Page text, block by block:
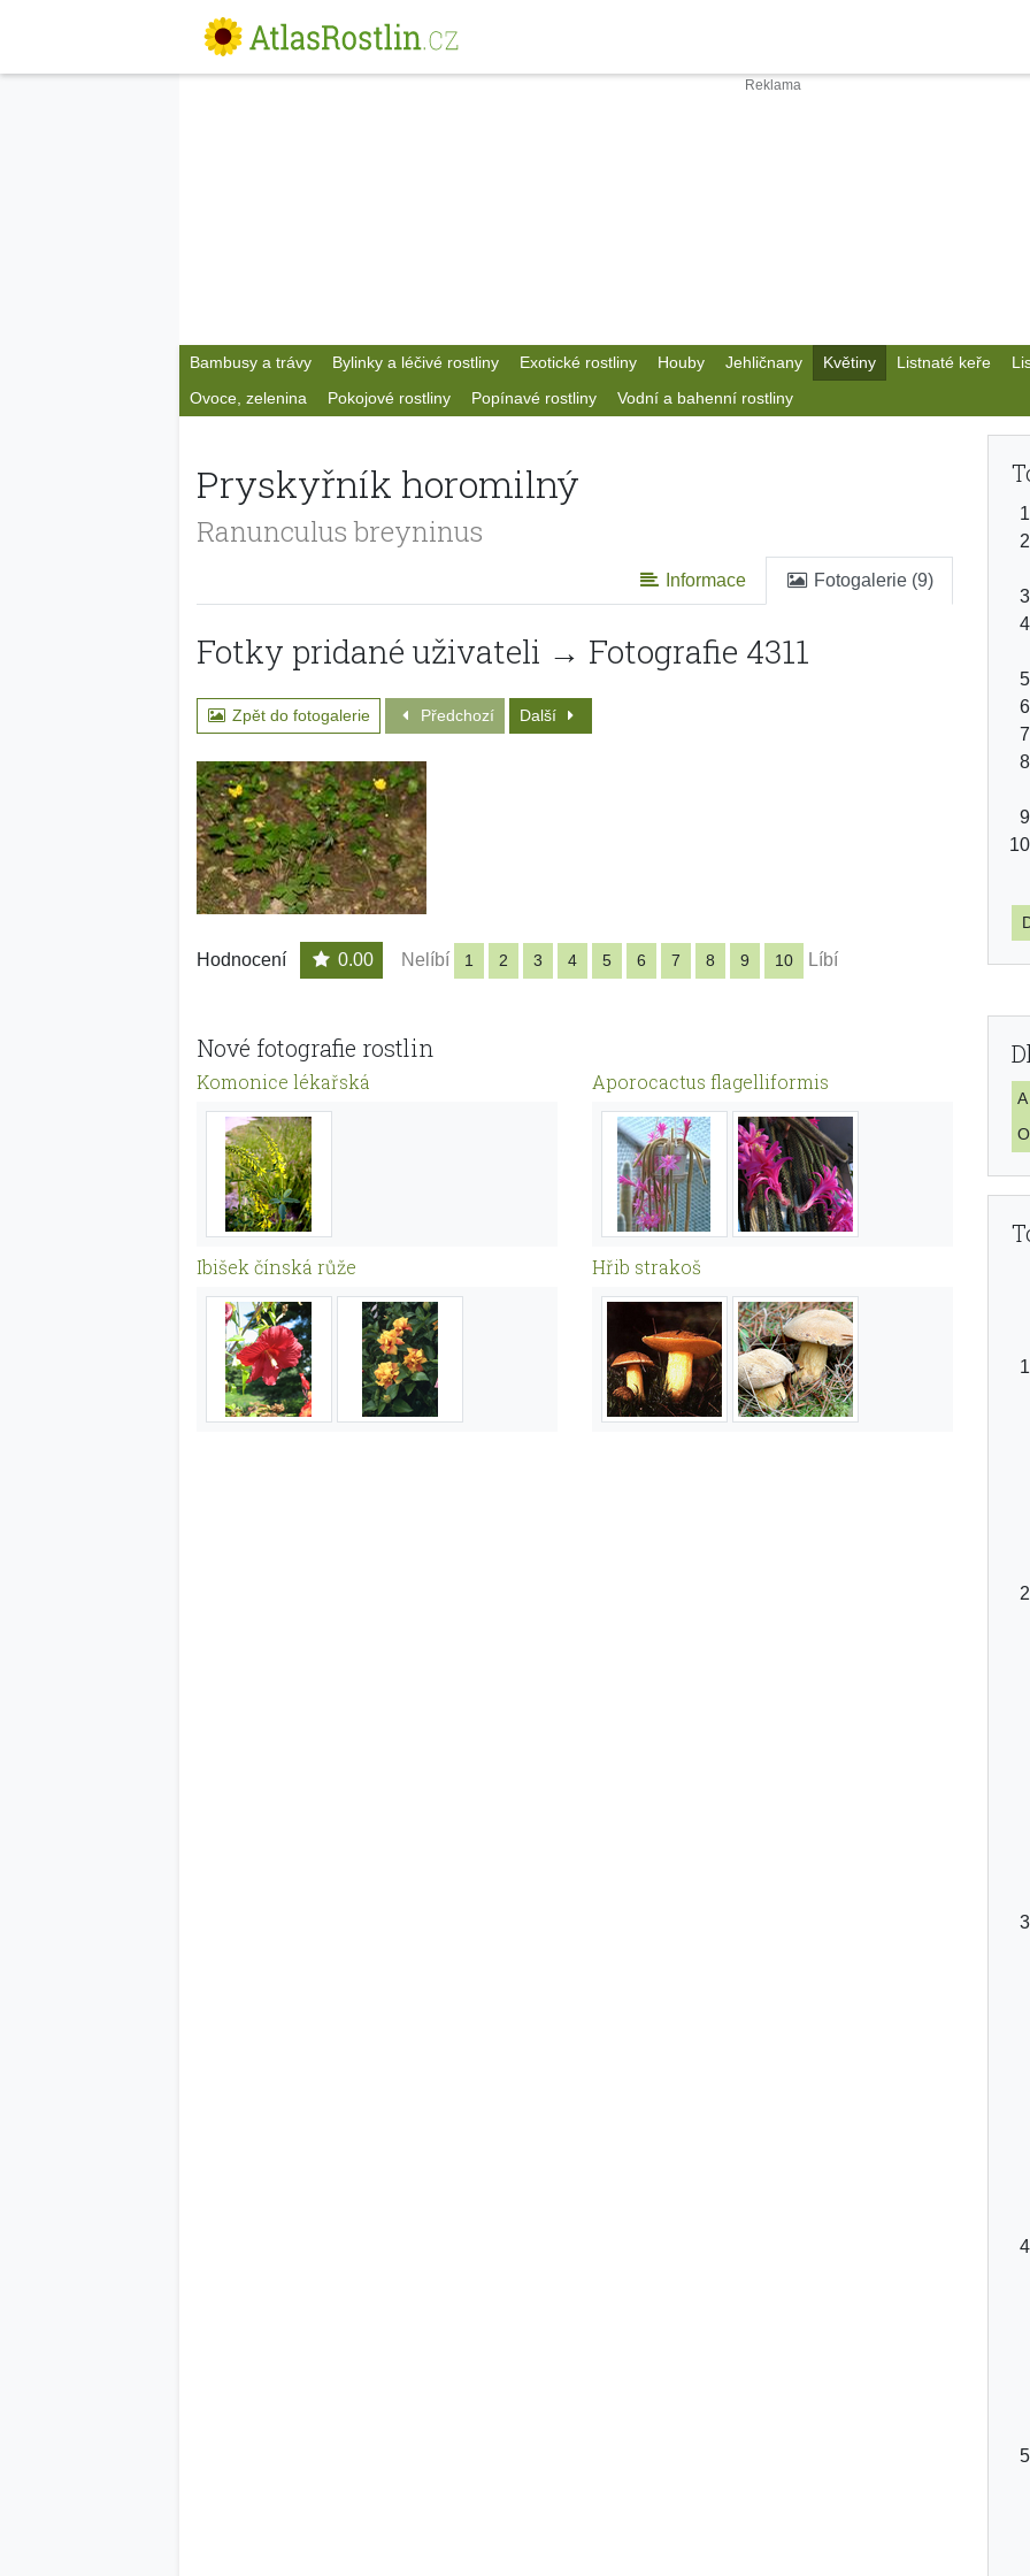
Bambusy a trávy Bylinky a léčivé rostliny Exotické rostliny Houby Jehličnany Květiny Listnaté keře
Ovoce, zelenina
Pokojové rostliny Popínavé rostliny Vodní a bahenní rostliny
Pryskyřník horomilný
Ranunculus breyninus
Informace Fotogalerie (9)
Fotky pridané uživateli → Fotografie 4311
Zpět do fotogalerie Předchozí Další
Hodnocení 0.00 Nelíbí 1 2 3 4 5 6 7 8 9 10 Líbí
Nové fotografie rostlin
Komonice lékařská Aporocactus flagelliformis
Ibišek čínská růže Hřib strakoš
A
O